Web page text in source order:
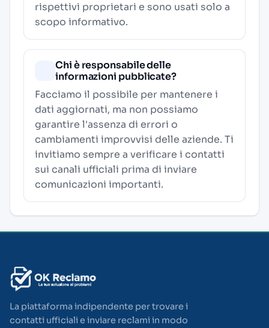
rispettivi proprietari e sono usati solo a
scopo informativo.
Chi è responsabile delle
informazioni pubblicate?
Facciamo il possibile per mantenere i
dati aggiornati, ma non possiamo
garantire l'assenza di errori o
cambiamenti improvvisi delle aziende. Ti
invitiamo sempre a verificare i contatti
sui canali ufficiali prima di inviare
comunicazioni importanti.
La piattaforma indipendente per trovare i
contatti ufficiali e inviare reclami in modo